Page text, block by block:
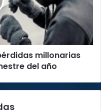
millonarias
del año